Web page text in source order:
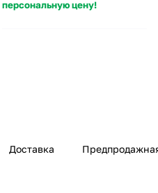
персональную цену!
Доставка